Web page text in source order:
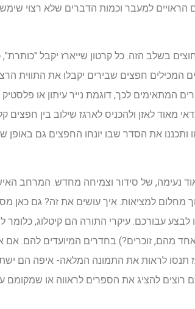
הראויים למעבר וכמות הדברים שלא רצוי
בשלב הזה. כל קרטון שייארז יקבל
המכילים חפצים שבירים יקבלו את התווית
המתאימים לכך, דוגמת נייר עיתון או
מאוד לאזן ולהכניס לארגז שילוב בין חפצים
ותכננו את הסדר שבו יונחו החפצים גם באופן
נעימה, של סידור וצמיחה מחדש. המרחב
מחלום למציאות. איך עושים את זה? גם כאן
עבורכם. עיקרי התורה הם קיטלוג, כלומר
מהם, זוכרים?) בחדרים המיועדים להם.
לראות את התמונה המלאה- איפה הם
רוצים להציג את הספרים לראווה או